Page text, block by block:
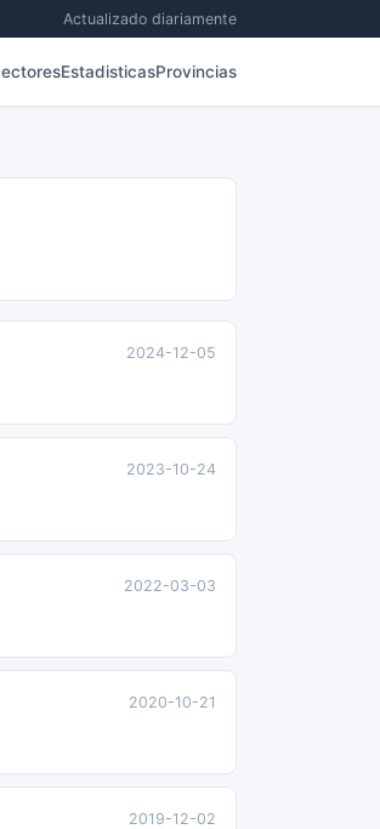
Actualizado diariamente
EstadisticasProvincias
2024-12-05
2023-10-24
2022-03-03
2020-10-21
2019-12-02